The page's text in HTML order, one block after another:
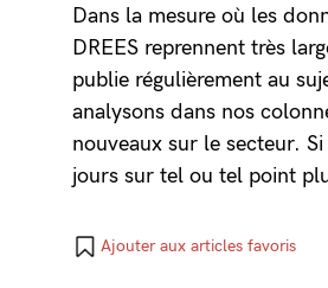
Dans la mesure où les
DREES reprennent très
publie régulièrement au
analysons dans nos
nouveaux sur le secteur.
jours sur tel ou tel point
Ajouter aux articles favoris